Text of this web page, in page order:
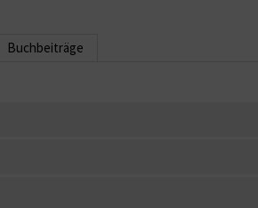
Buchbeiträge